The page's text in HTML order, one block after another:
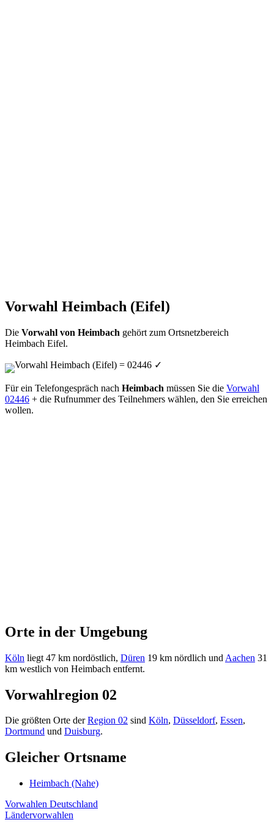
Vorwahl Heimbach (Eifel)
Die Vorwahl von Heimbach gehört zum Ortsnetzbereich
Heimbach Eifel.
Vorwahl Heimbach (Eifel) = 02446 ✓
Für ein Telefongespräch nach Heimbach müssen Sie die Vorwahl
02446 + die Rufnummer des Teilnehmers wählen, den Sie erreichen
wollen.
Orte in der Umgebung
Köln liegt 47 km nordöstlich, Düren 19 km nördlich und Aachen 31
km westlich von Heimbach entfernt.
Vorwahlregion 02
Die größten Orte derRegion 02 sind Köln, Düsseldorf, Essen,
Dortmund und Duisburg.
Gleicher Ortsname
Heimbach (Nahe)
Vorwahlen Deutschland
Ländervorwahlen